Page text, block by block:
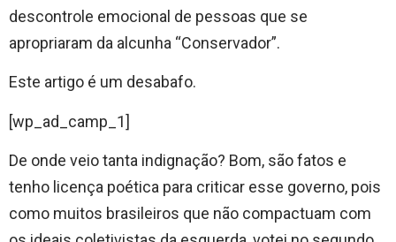
descontrole emocional de pessoas que se
apropriaram da alcunha “Conservador”.
Este artigo é um desabafo.
[wp_ad_camp_1]
De onde veio tanta indignação? Bom, são fatos e
tenho licença poética para criticar esse governo, pois
como muitos brasileiros que não compactuam com